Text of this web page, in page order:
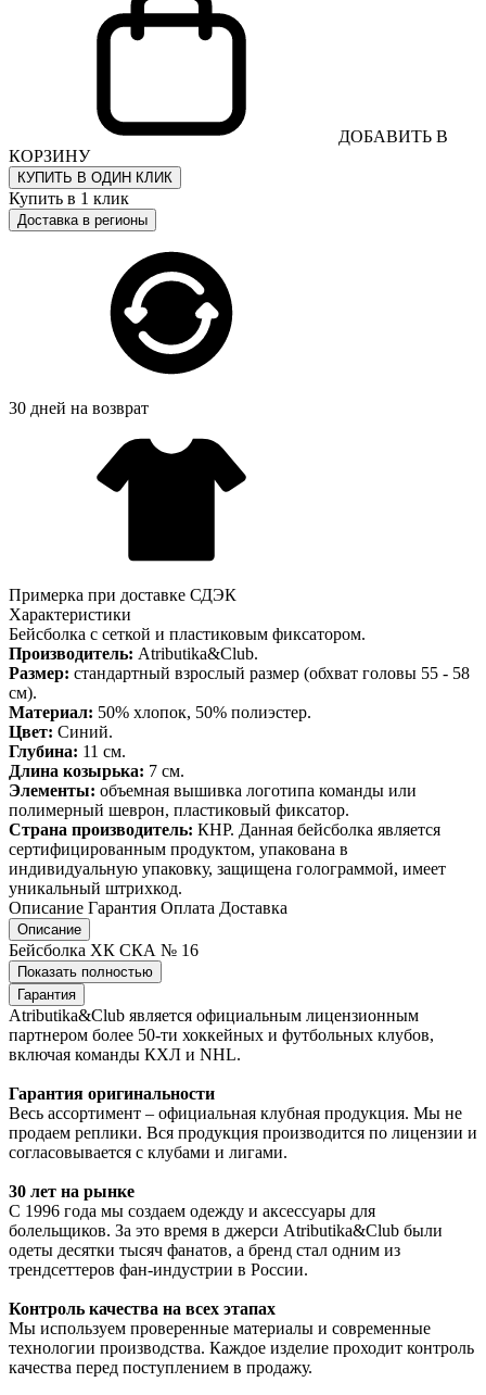
ДОБАВИТЬ В
КОРЗИНУ
КУПИТЬ В ОДИН КЛИК
Купить в 1 клик
Доставка в регионы
30 дней на возврат
Примерка при доставке СДЭК
Характеристики
Бейсболка с сеткой и пластиковым фиксатором.
Производитель: Atributika&Club.
Размер: стандартный взрослый размер (обхват головы 55 - 58
см).
Материал: 50% хлопок, 50% полиэстер.
Цвет: Синий.
Глубина: 11 см.
Длина козырька: 7 см.
Элементы: объемная вышивка логотипа команды или
полимерный шеврон, пластиковый фиксатор.
Страна производитель: КНР. Данная бейсболка является
сертифицированным продуктом, упакована в
индивидуальную упаковку, защищена голограммой, имеет
уникальный штрихкод.
Описание Гарантия Оплата Доставка
Описание
Бейсболка ХК СКА № 16
Показать полностью
Гарантия
Atributika&Club является официальным лицензионным
партнером более 50-ти хоккейных и футбольных клубов,
включая команды КХЛ и NHL.
Гарантия оригинальности
Весь ассортимент – официальная клубная продукция. Мы не
продаем реплики. Вся продукция производится по лицензии и
согласовывается с клубами и лигами.
30 лет на рынке
С 1996 года мы создаем одежду и аксессуары для
болельщиков. За это время в джерси Atributika&Club были
одеты десятки тысяч фанатов, а бренд стал одним из
трендсеттеров фан-индустрии в России.
Контроль качества на всех этапах
Мы используем проверенные материалы и современные
технологии производства. Каждое изделие проходит контроль
качества перед поступлением в продажу.